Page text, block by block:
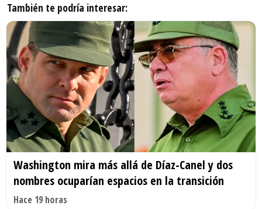
También te podría interesar:
Washington mira más allá de Díaz-Canel y dos
nombres ocuparían espacios en la transición
Hace 19 horas